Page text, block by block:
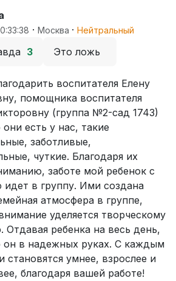
· Москва · Нейтральный
3 Это ложь
воспитателя Елену
помощника воспитателя
(группа №2-сад 1743)
они есть у нас, такие
заботливые,
чуткие. Благодаря их
заботе мой ребенок с
идет в группу. Ими создана
атмосфера в группе,
уделяется творческому
Отдавая ребенка на весь день,
он в надежных руках. С каждым
становятся умнее, взрослее и
благодаря вашей работе!